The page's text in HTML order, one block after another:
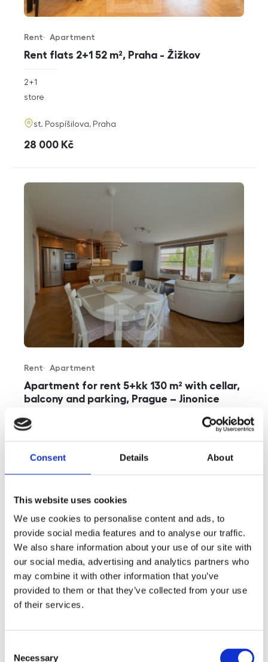
Consent Details About
This website uses cookies
We use cookies to personalise content and ads, to
provide social media features and to analyse our traffic.
We also share information about your use of our site with
our social media, advertising and analytics partners who
may combine it with other information that you’ve
provided to them or that they’ve collected from your use
of their services.
Necessary
Rent flats 2+1 52 m², Praha - Žižkov
Offer type
Rent
Property type
Apartment
rozměry
2+1
funkce
store
adresa
st. Pospíšilova, Praha
cena
28 000 Kč
Apartment for rent 5+kk 130 m² with cellar,
balcony and parking, Prague – Jinonice
Offer type
Rent
Property type
Apartment
rozměry
disposition
5+kk